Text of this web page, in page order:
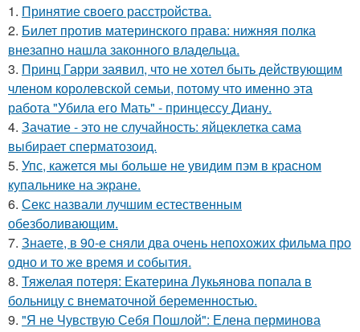
1. Принятие своего расстройства.
2. Билет против материнского права: нижняя полка
внезапно нашла законного владельца.
3. Принц Гарри заявил, что не хотел быть действующим
членом королевской семьи, потому что именно эта
работа "Убила его Мать" - принцессу Диану.
4. Зачатие - это не случайность: яйцеклетка сама
выбирает сперматозоид.
5. Упс, кажется мы больше не увидим пэм в красном
купальнике на экране.
6. Секс назвали лучшим естественным
обезболивающим.
7. Знаете, в 90-е сняли два очень непохожих фильма про
одно и то же время и события.
8. Тяжелая потеря: Екатерина Лукьянова попала в
больницу с внематочной беременностью.
9. "Я не Чувствую Себя Пошлой": Елена перминова